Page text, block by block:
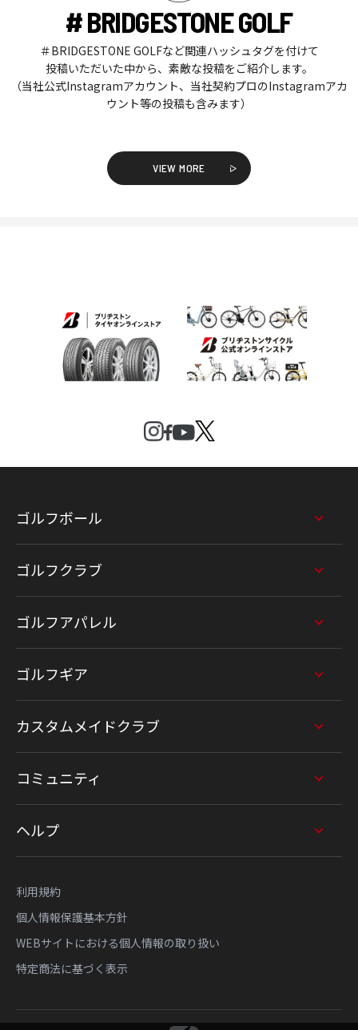
# BRIDGESTONE GOLF
＃BRIDGESTONE GOLFなど関連ハッシュタグを付けて
投稿いただいた中から、素敵な投稿をご紹介します。
（当社公式Instagramアカウント、当社契約プロのInstagramアカ
ウント等の投稿も含みます）
VIEW MORE
ゴルフボール
ゴルフクラブ
ゴルフアパレル
ゴルフギア
カスタムメイドクラブ
コミュニティ
ヘルプ
利用規約
個人情報保護基本方針
WEBサイトにおける個人情報の取り扱い
特定商法に基づく表示